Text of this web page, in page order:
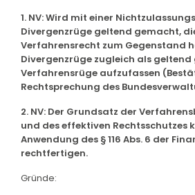
1. NV: Wird mit einer
Divergenzrüge geltend gemacht,
Verfahrensrecht zum Gegenstand
Divergenzrüge zugleich als
Verfahrensrüge aufzufassen
Rechtsprechung des
2. NV: Der Grundsatz der
und des effektiven Rechtsschutzes
Anwendung des § 116 Abs. 6 der
rechtfertigen.
Gründe: